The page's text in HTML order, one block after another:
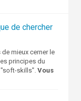
de chercher
mieux cerner le
principes du
skills". Vous